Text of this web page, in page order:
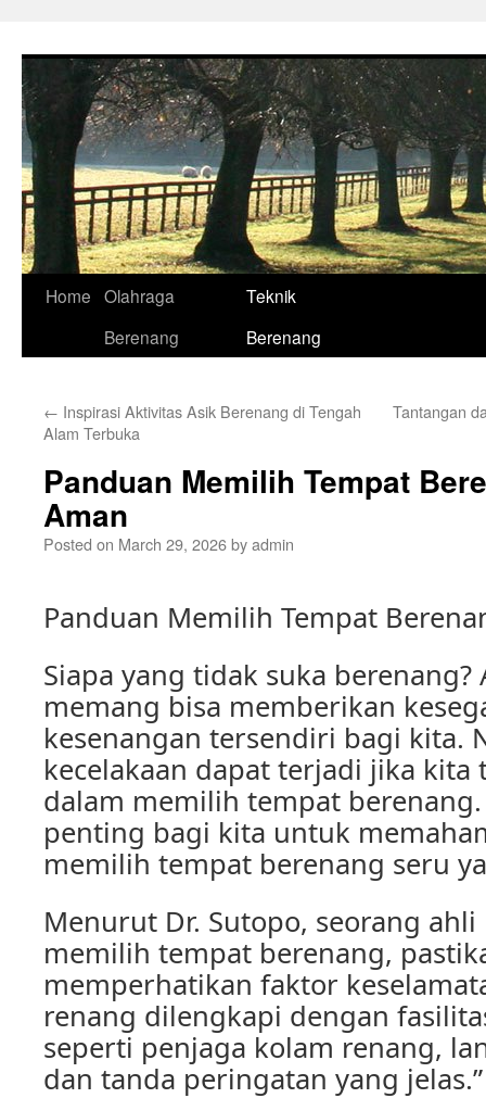
Home Olahraga
Berenang
Teknik
Berenang
← Inspirasi Aktivitas Asik Berenang di Tengah
Alam Terbuka
Tantangan
Panduan Memilih Tempat
Aman
Posted on March 29, 2026byadmin
Panduan Memilih Tempat
Siapa yang tidak suka berenang?
memang bisa memberikan
kesenangan tersendiri bagi kita.
kecelakaan dapat terjadi jika
dalam memilih tempat
penting bagi kita untuk
memilih tempat berenang seru
Menurut Dr. Sutopo, seorang ahli
memilih tempat berenang,
memperhatikan faktor
renang dilengkapi dengan
seperti penjaga kolam renang,
dan tanda peringatan yang jelas.”